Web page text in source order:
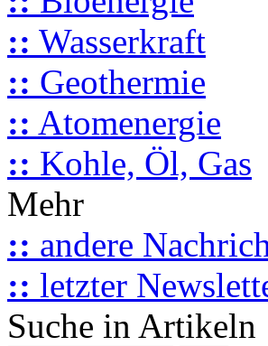
:: Wasserkraft
:: Geothermie
:: Atomenergie
:: Kohle, Öl, Gas
Mehr
:: andere
:: letzter
Suche in Artikeln